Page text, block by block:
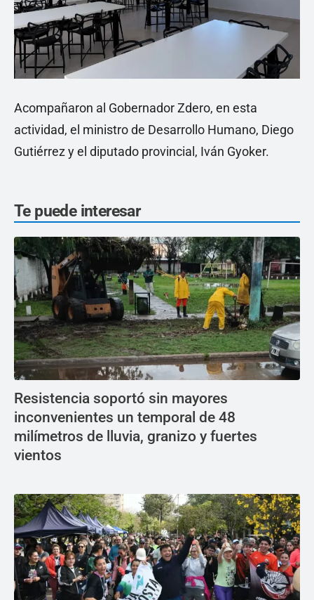
Acompañaron al Gobernador Zdero, en esta
actividad, el ministro de Desarrollo Humano, Diego
Gutiérrez y el diputado provincial, Iván Gyoker.
Te puede interesar
Resistencia soportó sin mayores
inconvenientes un temporal de 48
milímetros de lluvia, granizo y fuertes
vientos